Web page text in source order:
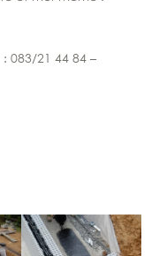
: 083/21 44 84 –